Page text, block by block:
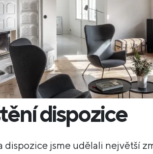
dispozice
dispozice jsme udělali největší